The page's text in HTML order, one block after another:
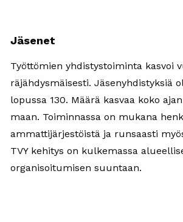
Jäsenet
Työttömien yhdistystoiminta kasvoi
räjähdysmäisesti. Jäsenyhdistyksiä
lopussa 130. Määrä kasvaa koko
maan. Toiminnassa on mukana
ammattijärjestöistä ja runsaasti
TVY kehitys on kulkemassa
organisoitumisen suuntaan.